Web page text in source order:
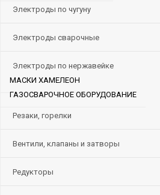
Электроды по чугуну
Электроды сварочные
Электроды по нержавейке
МАСКИ ХАМЕЛЕОН
ГАЗОСВАРОЧНОЕ ОБОРУДОВАНИЕ
Резаки, горелки
Вентили, клапаны и затворы
Редукторы